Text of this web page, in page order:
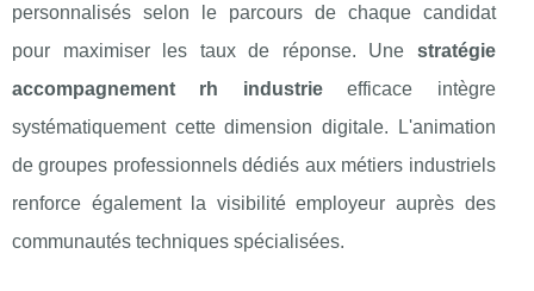
personnalisés selon le parcours de chaque candidat
pour maximiser les taux de réponse. Une stratégie
accompagnement rh industrieefficace intègre
systématiquement cette dimension digitale. L'animation
de groupes professionnels dédiés aux métiers industriels
renforce également la visibilité employeur auprès des
communautés techniques spécialisées.